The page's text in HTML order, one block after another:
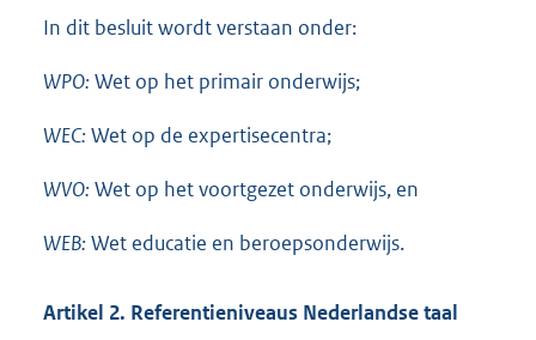
In dit besluit wordt verstaan onder:
WPO: Wet op het primair onderwijs;
WEC: Wet op de expertisecentra;
WVO: Wet op het voortgezet onderwijs, en
WEB: Wet educatie en beroepsonderwijs.
Artikel 2. Referentieniveaus Nederlandse taal